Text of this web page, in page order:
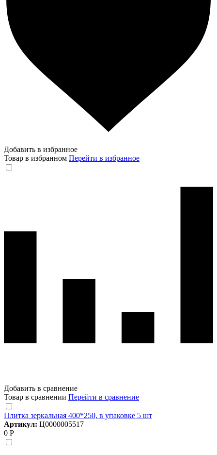
Добавить в избранное
Товар в избранном Перейти в избранное
Добавить в сравнение
Товар в сравнении Перейти в сравнение
Плитка зеркальная 400*250, в упаковке 5 шт
Артикул: Ц0000005517
0 Р